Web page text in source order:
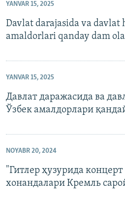
YANVAR 15, 2025
Davlat darajasida va davlat
amaldorlari qanday dam
YANVAR 15, 2025
Давлат даражасида ва
Ўзбек амалдорлари
NOYABR 20, 2024
"Гитлер ҳузурида
хонандалари Кремль